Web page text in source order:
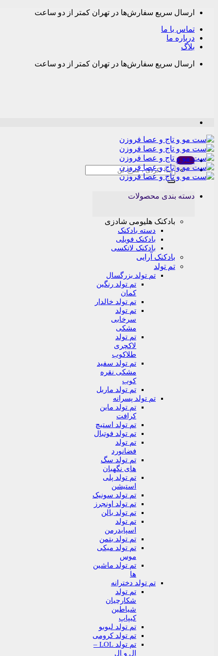
Skip
content
ارسال سریع سفارش‌ها در تهران کمتر از دو ساعت
تماس با ما
درباره ما
بلاگ
ارسال سریع سفارش‌ها در تهران کمتر از دو ساعت
Menu
جستجو
برای:
دسته بندی محصولات
بادکنک هلیومی شادزی
دسته بادکنک
بادکنک فویلی
بادکنک لاتکسی
بادکنک آرایی
تم تولد
تم تولد بزرگسال
تم تولد رنگین
کمان
تم تولد خالدار
تم تولد
سرخابی
مشکی
تم تولد
لاکچری
طلاکوب
تم تولد سفید
مشکی نقره
کوب
تم تولد ماربل
تم تولد پسرانه
تم تولد ماین
کرافت
تم تولد استیچ
تم تولد فوتبال
تم تولد
فضانورد
تم تولد سگ
های نگهبان
تم تولد پلی
استیشن
تم تولد سونیک
تم تولد اونجرز
تم تولد بالن
تم تولد
اسپایدرمن
تم تولد بتمن
تم تولد میکی
موس
تم تولد ماشین
ها
تم تولد دخترانه
تم تولد
شکارچیان
شیاطین
کیپاپ
تم تولد لبوبو
تم تولد کرومی
تم تولد LOL –
ال و ال